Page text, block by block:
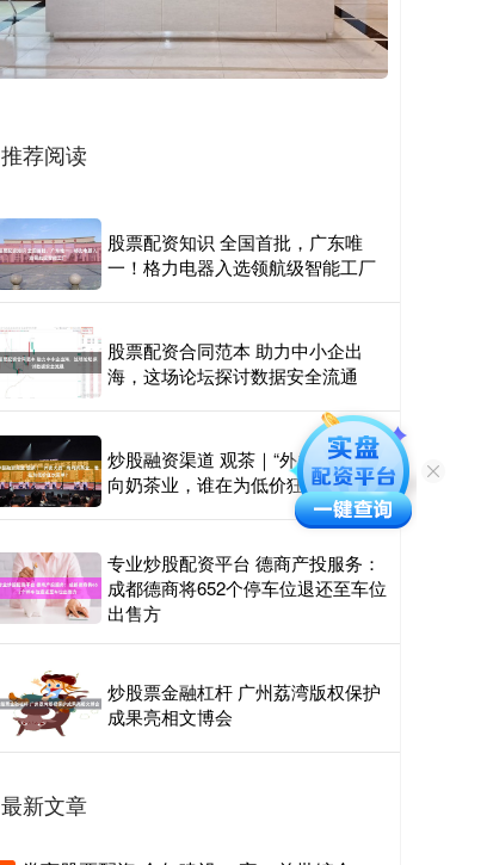
推荐阅读
股票配资知识 全国首批，广东唯
一！格力电器入选领航级智能工厂
股票配资合同范本 助力中小企出
海，这场论坛探讨数据安全流通
炒股融资渠道 观茶｜“外卖大战”烧
向奶茶业，谁在为低价狂欢买单？
专业炒股配资平台 德商产投服务：
成都德商将652个停车位退还至车位
出售方
炒股票金融杠杆 广州荔湾版权保护
成果亮相文博会
最新文章